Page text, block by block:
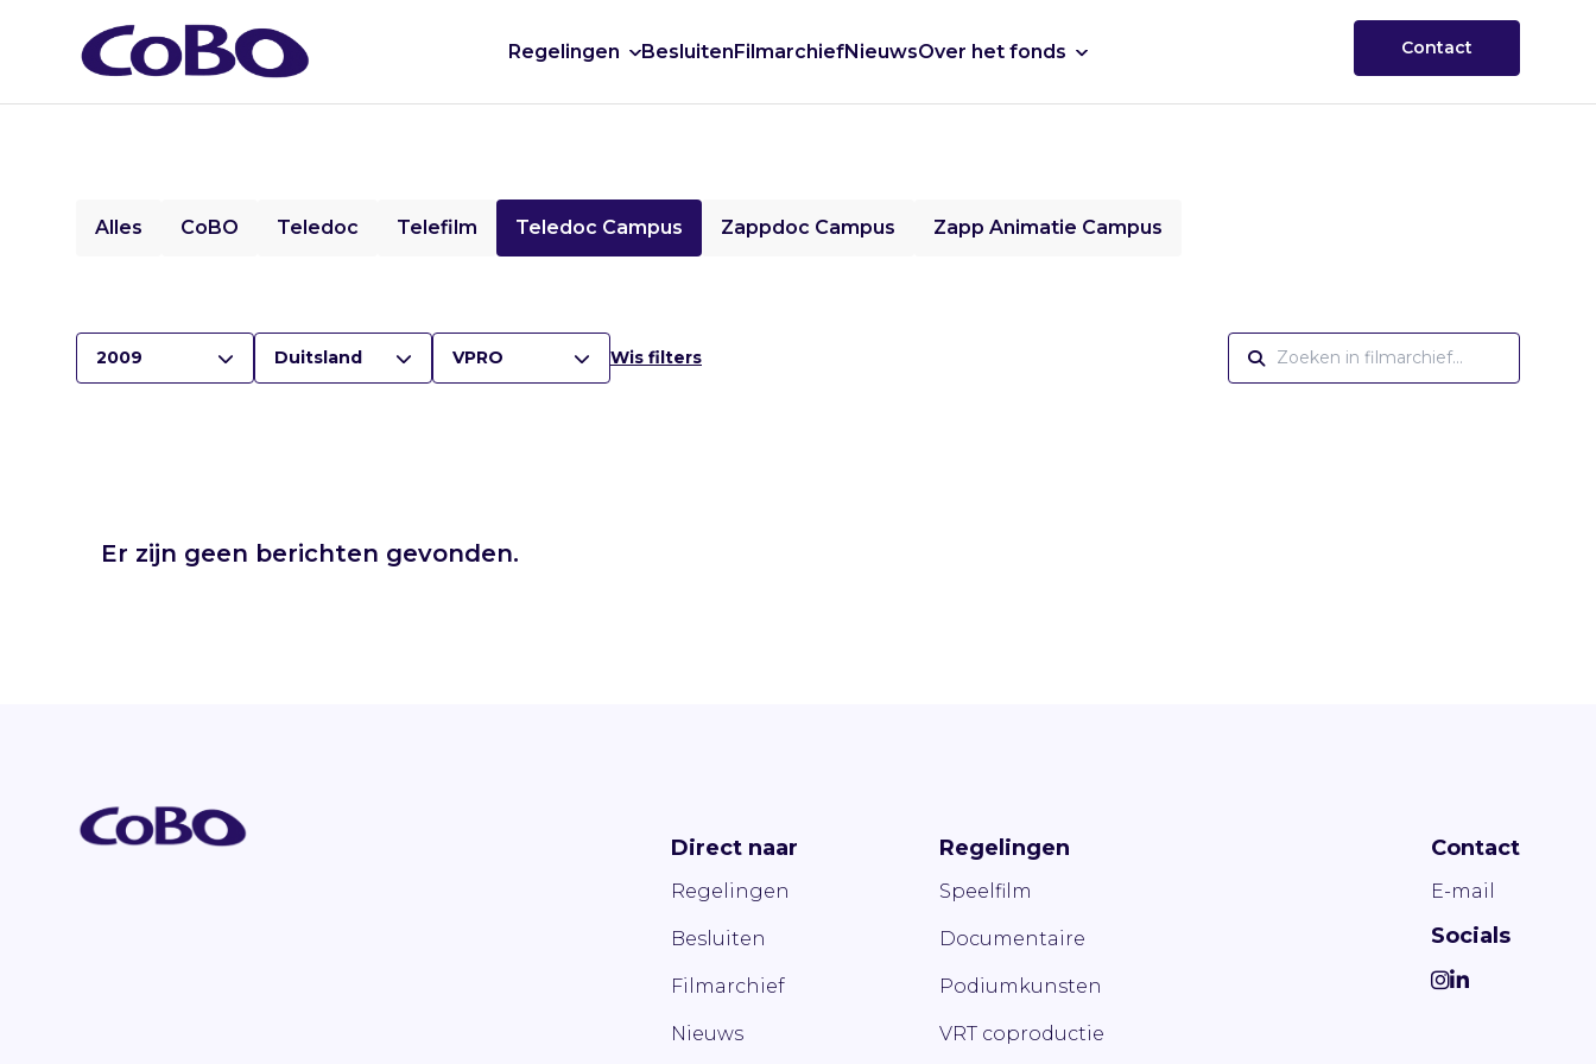
Regelingen BesluitenFilmarchiefNieuwsOver het fonds Contact
Alles CoBO Teledoc Telefilm Teledoc Campus Zappdoc Campus Zapp Animatie Campus
2009 Duitsland VPRO Wis filters
Er zijn geen berichten gevonden.
Direct naar
Regelingen
Besluiten
Filmarchief
Nieuws
Regelingen
Speelfilm
Documentaire
Podiumkunsten
VRT coproductie
Contact
E-mail
Socials